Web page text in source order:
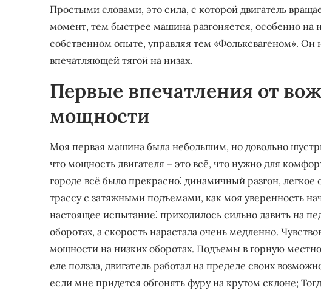
Простыми словами, это сила, с которой двигатель
момент, тем быстрее машина разгоняется, особенно на
собственном опыте, управляя тем «Фольксвагеном».
впечатляющей тягой на низах.
Первые впечатления от
мощности
Моя первая машина была небольшим, но довольно
что мощность двигателя – это всё, что нужно для
городе всё было прекрасно⁚ динамичный разгон, легкое
трассу с затяжными подъемами, как моя уверенность
настоящее испытание⁚ приходилось сильно давить на
оборотах, а скорость нарастала очень медленно.
мощности на низких оборотах. Подъемы в горную
еле ползла, двигатель работал на пределе своих
если мне придется обгонять фуру на крутом склоне;